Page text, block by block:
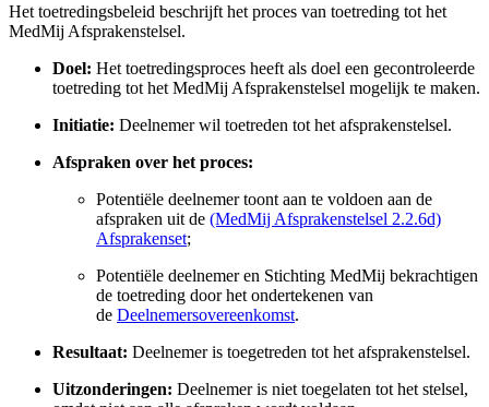
Het toetredingsbeleid beschrijft het proces van toetreding tot het
MedMij Afsprakenstelsel.
Doel: Het toetredingsproces heeft als doel een gecontroleerde
toetreding tot het MedMij Afsprakenstelsel mogelijk te maken.
Initiatie: Deelnemer wil toetreden tot het afsprakenstelsel.
Afspraken over het proces:
Potentiële deelnemer toont aan te voldoen aan de
afspraken uit de (MedMij Afsprakenstelsel 2.2.6d)
Afsprakenset;
Potentiële deelnemer en Stichting MedMij bekrachtigen
de toetreding door het ondertekenen van
de Deelnemersovereenkomst.
Resultaat: Deelnemer is toegetreden tot het afsprakenstelsel.
Uitzonderingen: Deelnemer is niet toegelaten tot het stelsel,